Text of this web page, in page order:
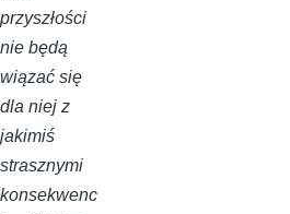
przyszłości
nie będą
wiązać się
dla niej z
jakimiś
strasznymi
konsekwenc